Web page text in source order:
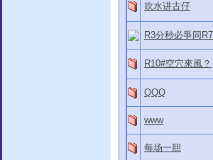
吹水讲古仔
R3分秒必爭同
R10#空穴來風？
QQQ
www
每场一胆